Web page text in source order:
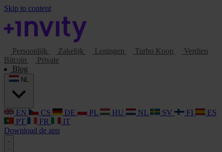
Skip to content
Persoonlijk Zakelijk Leningen Turbo Koop
Verdien
Bitcoin
Private
Blog
EN CS DE PL HU NL SV FI
ES
PT
FR
IT
Download de app